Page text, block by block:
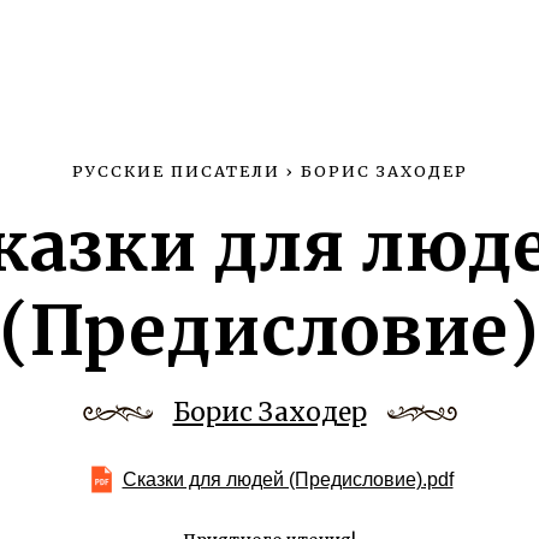
РУССКИЕ ПИСАТЕЛИ › БОРИС ЗАХОДЕР
для
(Предисловие)
Борис Заходер
Сказки для людей (Предисловие).pdf